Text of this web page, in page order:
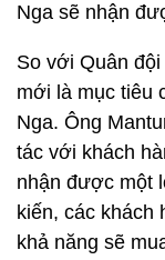
Nga sẽ nhận
So với Quân
mới là mục tiêu
Nga. Ông
tác với khách
nhận được một
kiến, các khách
khả năng sẽ